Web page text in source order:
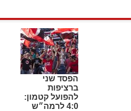
הפסד שני
ברציפות
להפועל קטמון:
4:0 לרמה״ש